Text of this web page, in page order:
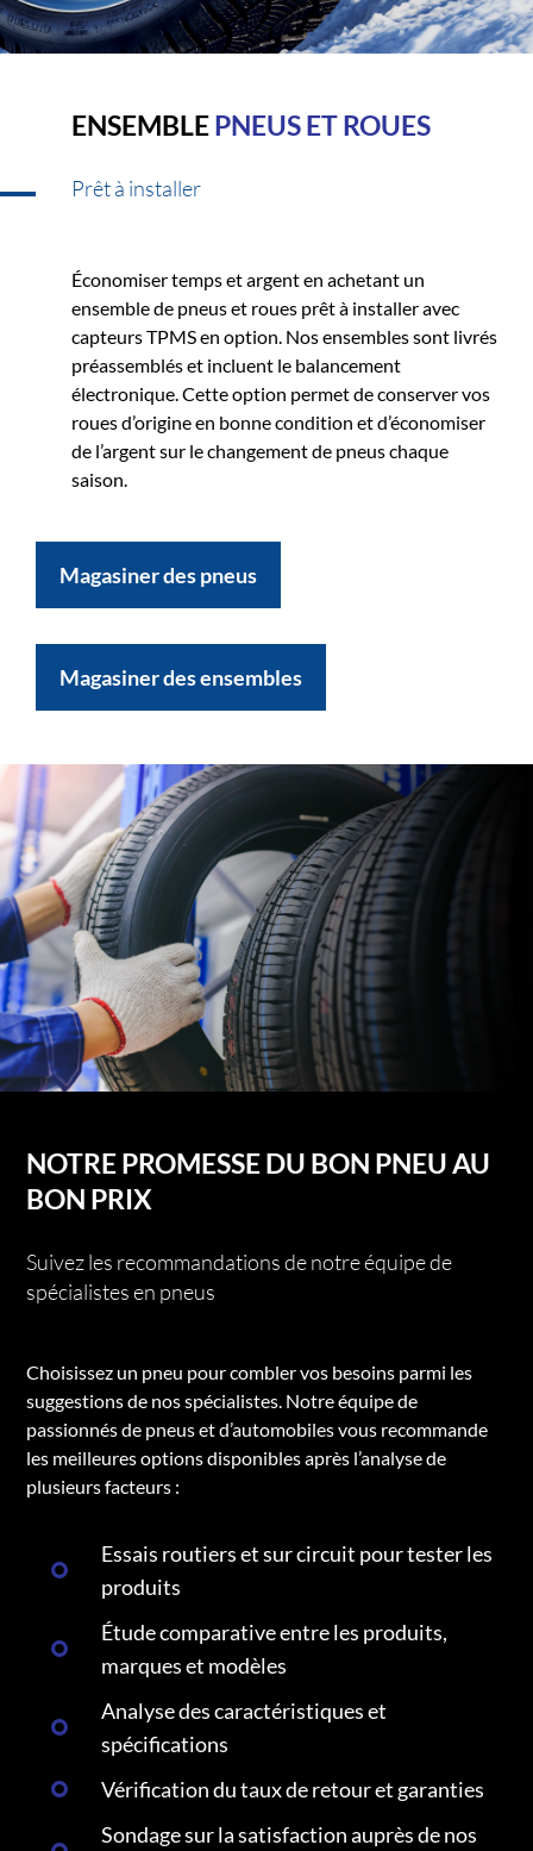
ENSEMBLEPNEUS ET ROUES
Prêt à installer
Économiser temps et argent en achetant un
ensemble de pneus et roues prêt à installer avec
capteurs TPMS en option. Nos ensembles sont livrés
préassemblés et incluent le balancement
électronique. Cette option permet de conserver vos
roues d’origine en bonne condition et d’économiser
de l’argent sur le changement de pneus chaque
saison.
Magasiner des pneus
Magasiner des ensembles
NOTRE PROMESSE DU BON PNEU AU
BON PRIX
Suivez les recommandations de notre équipe de
spécialistes en pneus
Choisissez un pneu pour combler vos besoins parmi les
suggestions de nos spécialistes. Notre équipe de
passionnés de pneus et d’automobiles vous recommande
les meilleures options disponibles après l’analyse de
plusieurs facteurs :
Essais routiers et sur circuit pour tester les
produits
Étude comparative entre les produits,
marques et modèles
Analyse des caractéristiques et
spécifications
Vérification du taux de retour et garanties
Sondage sur la satisfaction auprès de nos